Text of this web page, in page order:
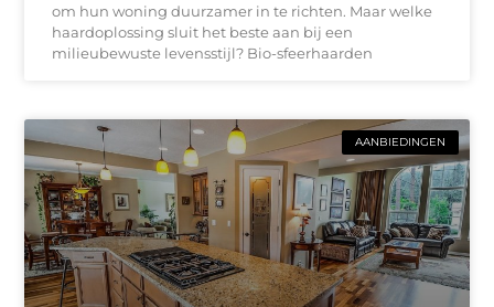
om hun woning duurzamer in te richten. Maar welke
haardoplossing sluit het beste aan bij een
milieubewuste levensstijl? Bio-sfeerhaarden
AANBIEDINGEN